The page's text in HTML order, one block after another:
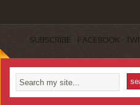
SUBSCRIBE FACEBOOK